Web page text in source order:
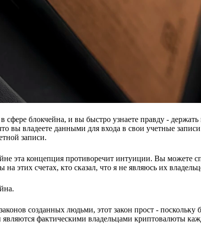
сфере блокчейна, и вы быстро узнаете правду -
вы владеете данными для входа в свои учетные
записи.
эта концепция противоречит интуиции. Вы можете
этих счетах, кто сказал, что я не являюсь их
созданных людьми, этот закон прост -
фактическими владельцами криптовалюты